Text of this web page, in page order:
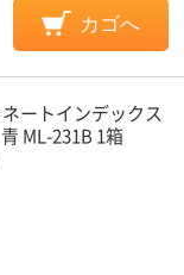
カゴへ
ートインデックス
ML-231B 1箱